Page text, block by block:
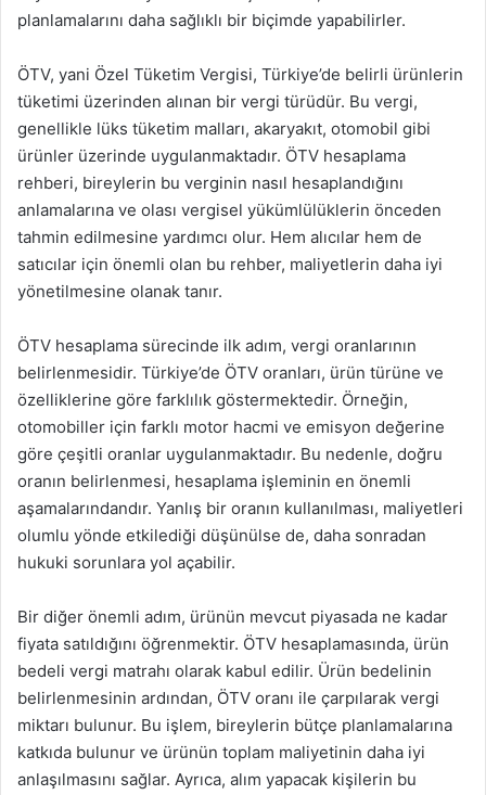
planlamalarını daha sağlıklı bir biçimde yapabilirler.
ÖTV, yani Özel Tüketim Vergisi, Türkiye’de belirli ürünlerin
tüketimi üzerinden alınan bir vergi türüdür. Bu vergi,
genellikle lüks tüketim malları, akaryakıt, otomobil gibi
ürünler üzerinde uygulanmaktadır. ÖTV hesaplama
rehberi, bireylerin bu verginin nasıl hesaplandığını
anlamalarına ve olası vergisel yükümlülüklerin önceden
tahmin edilmesine yardımcı olur. Hem alıcılar hem de
satıcılar için önemli olan bu rehber, maliyetlerin daha iyi
yönetilmesine olanak tanır.
ÖTV hesaplama sürecinde ilk adım, vergi oranlarının
belirlenmesidir. Türkiye’de ÖTV oranları, ürün türüne ve
özelliklerine göre farklılık göstermektedir. Örneğin,
otomobiller için farklı motor hacmi ve emisyon değerine
göre çeşitli oranlar uygulanmaktadır. Bu nedenle, doğru
oranın belirlenmesi, hesaplama işleminin en önemli
aşamalarındandır. Yanlış bir oranın kullanılması, maliyetleri
olumlu yönde etkilediği düşünülse de, daha sonradan
hukuki sorunlara yol açabilir.
Bir diğer önemli adım, ürünün mevcut piyasada ne kadar
fiyata satıldığını öğrenmektir. ÖTV hesaplamasında, ürün
bedeli vergi matrahı olarak kabul edilir. Ürün bedelinin
belirlenmesinin ardından, ÖTV oranı ile çarpılarak vergi
miktarı bulunur. Bu işlem, bireylerin bütçe planlamalarına
katkıda bulunur ve ürünün toplam maliyetinin daha iyi
anlaşılmasını sağlar. Ayrıca, alım yapacak kişilerin bu